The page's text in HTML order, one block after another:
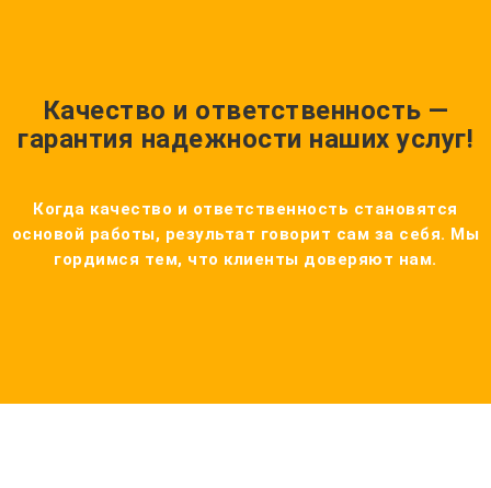
Качество и ответственность —
гарантия надежности наших услуг!
Когда качество и ответственность становятся
основой работы, результат говорит сам за себя. Мы
гордимся тем, что клиенты доверяют нам.